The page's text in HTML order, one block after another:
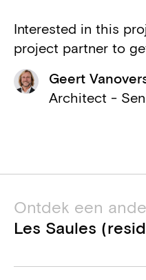
Landschap
CSD
Ingenieur
Ingenieur
Daniel
Antoine
Interested in this
project partner to
Geert
Architect -
Ontdek een
Les Saules